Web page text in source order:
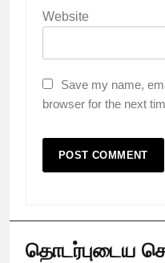
Website
Save my name,
browser for the next
தொடர்புடைய